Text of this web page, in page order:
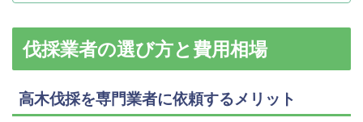
伐採業者の選び方と費用相場
高木伐採を専門業者に依頼するメリット